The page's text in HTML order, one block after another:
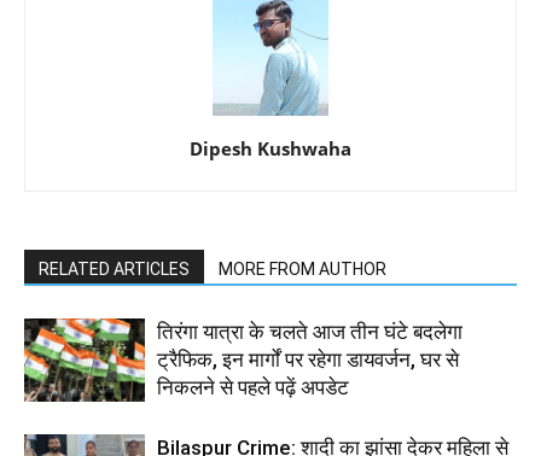
Dipesh Kushwaha
RELATED ARTICLES MORE FROM AUTHOR
तिरंगा यात्रा के चलते आज तीन घंटे बदलेगा
ट्रैफिक, इन मार्गों पर रहेगा डायवर्जन, घर से
निकलने से पहले पढ़ें अपडेट
Bilaspur Crime: शादी का झांसा देकर महिला से